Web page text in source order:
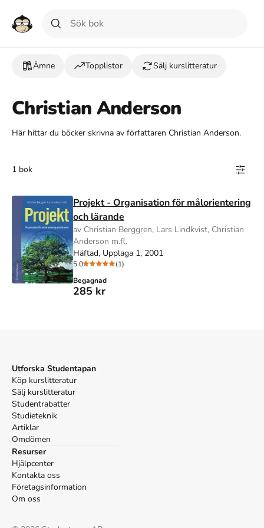
Ämne Topplistor Sälj kurslitteratur
Christian Anderson
Här hittar du böcker skrivna av författaren Christian Anderson.
1 bok
Projekt - Organisation för målorientering
och lärande
av Christian Berggren, Lars Lindkvist, Christian
Anderson m.fl.
Häftad, Upplaga 1, 2001
5.0
(1)
Begagnad
285 kr
Utforska Studentapan
Köp kurslitteratur
Sälj kurslitteratur
Studentrabatter
Studieteknik
Artiklar
Omdömen
Resurser
Hjälpcenter
Kontakta oss
Företagsinformation
Om oss